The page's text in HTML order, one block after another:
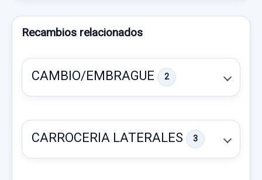
Recambios relacionados
CAMBIO/EMBRAGUE 2
CARROCERIA LATERALES 3